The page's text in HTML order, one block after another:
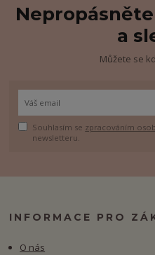
a
Můžete se
Souhlasím se zpracováním
newsletteru.
INFORMACE PRO
O nás